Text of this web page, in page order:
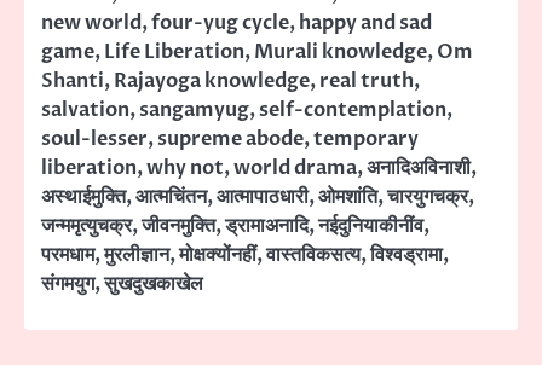
new world,four-yug cycle,happy and sad
game,Life Liberation,Murali knowledge,Om
Shanti,Rajayoga knowledge,real truth,
salvation,sangamyug,self-contemplation,
soul-lesser,supreme abode,temporary
liberation,why not,world drama,अनादिअविनाशी,
अस्थाईमुक्ति,आत्मचिंतन,आत्मापाठधारी,ओमशांति,चारयुगचक्र,
जन्ममृत्युचक्र,जीवनमुक्ति,ड्रामाअनादि,नईदुनियाकीनींव,
परमधाम,मुरलीज्ञान,मोक्षक्योंनहीं,वास्तविकसत्य,विश्वड्रामा,
संगमयुग,सुखदुखकाखेल